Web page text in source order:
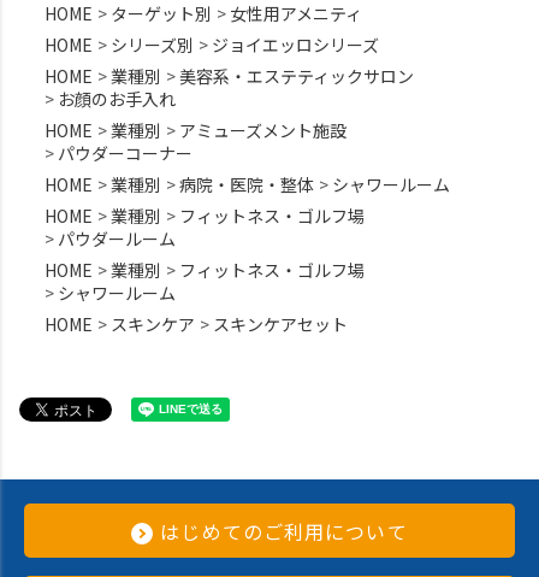
HOME
ターゲット別
女性用アメニティ
HOME
シリーズ別
ジョイエッロシリーズ
HOME
業種別
美容系・エステティックサロン
お顔のお手入れ
HOME
業種別
アミューズメント施設
パウダーコーナー
HOME
業種別 病院・医院・整体
シャワールーム
HOME
業種別
フィットネス・ゴルフ場
パウダールーム
HOME
業種別
フィットネス・ゴルフ場
シャワールーム
HOME
スキンケア スキンケアセット
はじめてのご利用について